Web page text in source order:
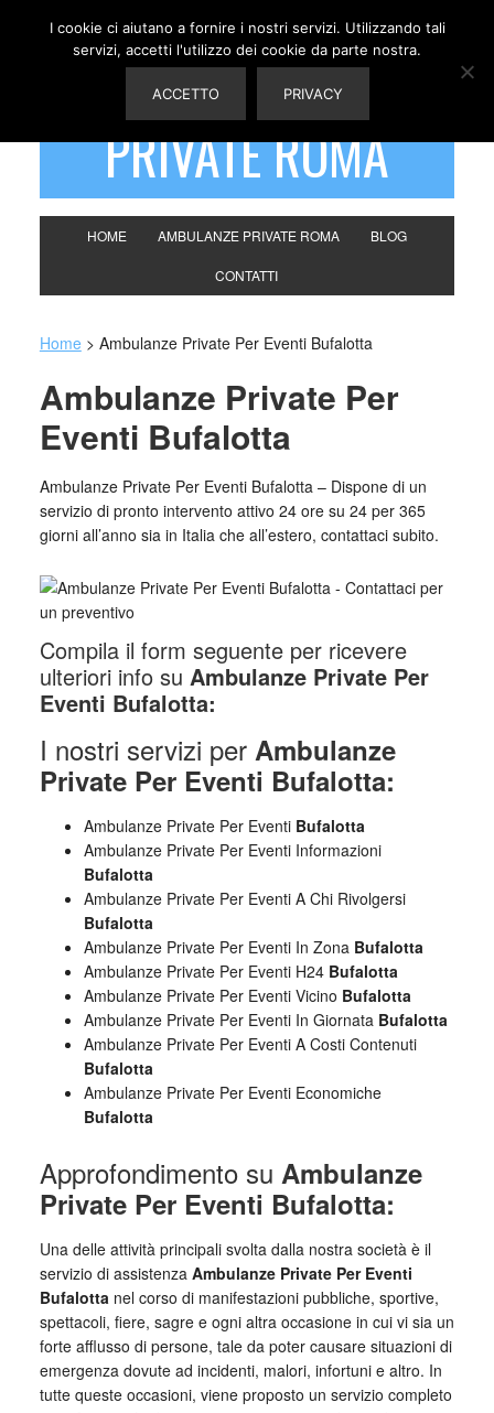
AMBULANZE
PRIVATE ROMA
HOME AMBULANZE PRIVATE ROMA BLOG
CONTATTI
Home > Ambulanze Private Per Eventi Bufalotta
Ambulanze Private Per
Eventi Bufalotta
Ambulanze Private Per Eventi Bufalotta – Dispone di un
servizio di pronto intervento attivo 24 ore su 24 per 365
giorni all’anno sia in Italia che all’estero, contattaci subito.
Compila il form seguente per ricevere
ulteriori info su Ambulanze Private Per
Eventi Bufalotta:
I nostri servizi per Ambulanze
Private Per Eventi Bufalotta:
Ambulanze Private Per Eventi Bufalotta
Ambulanze Private Per Eventi Informazioni
Bufalotta
Ambulanze Private Per Eventi A Chi Rivolgersi
Bufalotta
Ambulanze Private Per Eventi In Zona Bufalotta
Ambulanze Private Per Eventi H24 Bufalotta
Ambulanze Private Per Eventi Vicino Bufalotta
Ambulanze Private Per Eventi In Giornata Bufalotta
Ambulanze Private Per Eventi A Costi Contenuti
Bufalotta
Ambulanze Private Per Eventi Economiche
Bufalotta
Approfondimento su Ambulanze
Private Per Eventi Bufalotta:
Una delle attività principali svolta dalla nostra società è il
servizio di assistenza Ambulanze Private Per Eventi
Bufalottanel corso di manifestazioni pubbliche, sportive,
spettacoli, fiere, sagre e ogni altra occasione in cui vi sia un
forte afflusso di persone, tale da poter causare situazioni di
emergenza dovute ad incidenti, malori, infortuni e altro. In
tutte queste occasioni, viene proposto un servizio completo
I cookie ci aiutano a fornire i nostri servizi. Utilizzando tali
servizi, accetti l'utilizzo dei cookie da parte nostra.
ACCETTO PRIVACY